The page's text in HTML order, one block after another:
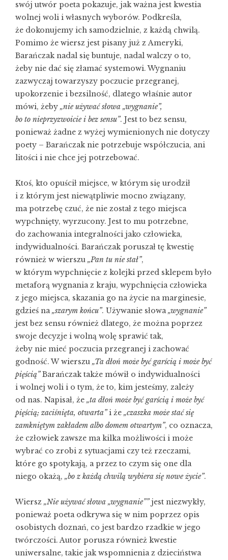
swój utwór poeta pokazuje, jak ważna jest kwestia
wolnej woli i własnych wyborów. Podkreśla,
że dokonujemy ich samodzielnie, z każdą chwilą.
Pomimo że wiersz jest pisany już z Ameryki,
Barańczak nadal się buntuje, nadal walczy o to,
żeby nie dać się złamać systemowi. Wygnaniu
zazwyczaj towarzyszy poczucie przegranej,
upokorzenie i bezsilność, dlatego właśnie autor
mówi, żeby „nie używać słowa „wygnanie”,
bo to nieprzyzwoicie i bez sensu”. Jest to bez sensu,
ponieważ żadne z wyżej wymienionych nie dotyczy
poety – Barańczak nie potrzebuje współczucia, ani
litości i nie chce jej potrzebować.
Ktoś, kto opuścił miejsce, w którym się urodził
i z którym jest niewątpliwie mocno związany,
ma potrzebę czuć, że nie został z tego miejsca
wypchnięty, wyrzucony. Jest to mu potrzebne,
do zachowania integralności jako człowieka,
indywidualności. Barańczak poruszał tę kwestię
również w wierszu „Pan tu nie stał”,
w którym wypchnięcie z kolejki przed sklepem było
metaforą wygnania z kraju, wypchnięcia człowieka
z jego miejsca, skazania go na życie na marginesie,
gdzieś na„szarym końcu”. Używanie słowa„wygnanie”
jest bez sensu również dlatego, że można poprzez
swoje decyzje i wolną wolę sprawić tak,
żeby nie mieć poczucia przegranej i zachować
godność. W wierszu „Ta dłoń może być garścią i może być
pięścią”Barańczak także mówił o indywidualności
i wolnej woli i o tym, że to, kim jesteśmy, zależy
od nas. Napisał, że „ta dłoń może być garścią i może być
pięścią; zaciśnięta, otwarta”i że „czaszka może stać się
zamkniętym zakładem albo domem otwartym”, co oznacza,
że człowiek zawsze ma kilka możliwości i może
wybrać co zrobi z sytuacjami czy też rzeczami,
które go spotykają, a przez to czym się one dla
niego okażą, „bo z każdą chwilą wybiera się nowe życie”.
Wiersz „Nie używać słowa „wygnanie””jest niezwykły,
ponieważ poeta odkrywa się w nim poprzez opis
osobistych doznań, co jest bardzo rzadkie w jego
twórczości. Autor porusza również kwestie
uniwersalne, takie jak wspomnienia z dzieciństwa